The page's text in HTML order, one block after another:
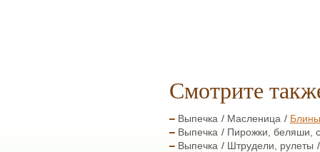
Смотрите
Выпечка Масленица
Выпечка
Пирожки, беляши,
Выпечка
Штрудели, рулеты